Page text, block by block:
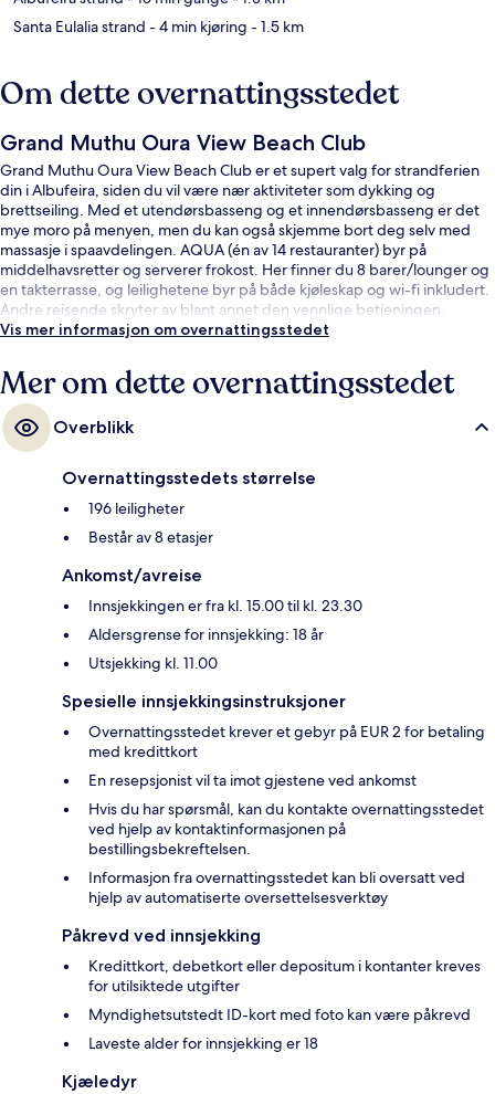
Santa Eulalia strand - 4 min kjøring - 1.5 km
Om dette overnattingsstedet
Grand Muthu Oura View Beach Club
Grand Muthu Oura View Beach Club er et supert valg for strandferien
din i Albufeira, siden du vil være nær aktiviteter som dykking og
brettseiling. Med et utendørsbasseng og et innendørsbasseng er det
mye moro på menyen, men du kan også skjemme bort deg selv med
massasje i spaavdelingen. AQUA (én av 14 restauranter) byr på
middelhavsretter og serverer frokost. Her finner du 8 barer/lounger og
en takterrasse, og leilighetene byr på både kjøleskap og wi-fi inkludert.
Andre reisende skryter av blant annet den vennlige betjeningen.
Vis mer informasjon om overnattingsstedet
Mer om dette overnattingsstedet
Overblikk
Overnattingsstedets størrelse
196 leiligheter
Består av 8 etasjer
Ankomst/avreise
Innsjekkingen er fra kl. 15.00 til kl. 23.30
Aldersgrense for innsjekking: 18 år
Utsjekking kl. 11.00
Spesielle innsjekkingsinstruksjoner
Overnattingsstedet krever et gebyr på EUR 2 for betaling
med kredittkort
En resepsjonist vil ta imot gjestene ved ankomst
Hvis du har spørsmål, kan du kontakte overnattingsstedet
ved hjelp av kontaktinformasjonen på
bestillingsbekreftelsen.
Informasjon fra overnattingsstedet kan bli oversatt ved
hjelp av automatiserte oversettelsesverktøy
Påkrevd ved innsjekking
Kredittkort, debetkort eller depositum i kontanter kreves
for utilsiktede utgifter
Myndighetsutstedt ID-kort med foto kan være påkrevd
Laveste alder for innsjekking er 18
Kjæledyr